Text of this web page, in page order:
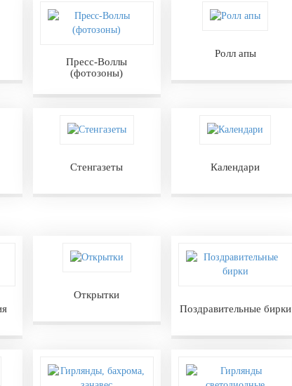
Пресс-Воллы
(фотозоны)
Ролл апы
Стенгазеты
Календари
Открытки
Поздравительные бирки